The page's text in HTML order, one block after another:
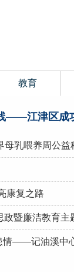
教育
——江津区成
乳喂养周公益
康复之路
暨廉洁教育主
情——记油溪中